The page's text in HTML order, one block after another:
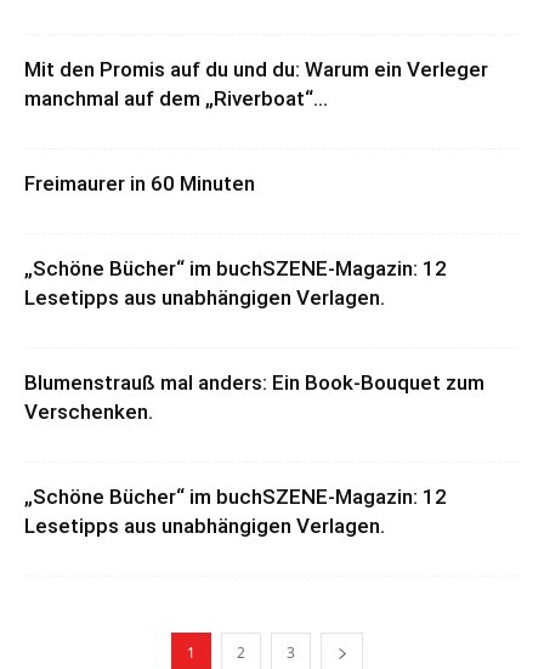
Mit den Promis auf du und du: Warum ein Verleger
manchmal auf dem „Riverboat“...
Freimaurer in 60 Minuten
„Schöne Bücher“ im buchSZENE-Magazin: 12
Lesetipps aus unabhängigen Verlagen.
Blumenstrauß mal anders: Ein Book-Bouquet zum
Verschenken.
„Schöne Bücher“ im buchSZENE-Magazin: 12
Lesetipps aus unabhängigen Verlagen.
1 2 3